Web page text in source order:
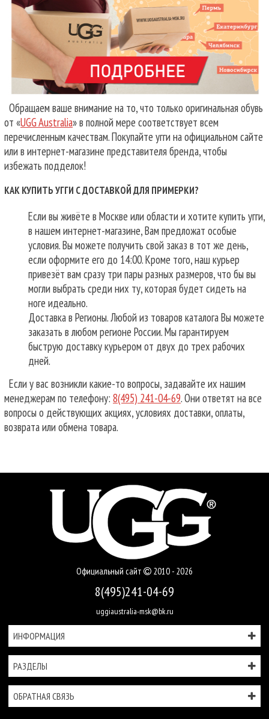
Обращаем ваше внимание на то, что только оригинальная обувь
от «UGG Australia» в полной мере соответствует всем
перечисленным качествам. Покупайте угги на официальном сайте
или в интернет-магазине представителя бренда, чтобы
избежать подделок!
КАК КУПИТЬ УГГИ С ДОСТАВКОЙ ДЛЯ ПРИМЕРКИ?
Если вы живёте в Москве или области и хотите купить угги,
в нашем интернет-магазине, Вам предложат особые
условия. Вы можете получить свой заказ в тот же день,
если оформите его до 14:00. Кроме того, наш курьер
привезёт вам сразу три пары разных размеров, что бы вы
могли выбрать среди них ту, которая будет сидеть на
ноге идеально.
Доставка в Регионы. Любой из товаров каталога Вы можете
заказать в любом регионе России. Мы гарантируем
быструю доставку курьером от двух до трех рабочих
дней.
Если у вас возникли какие-то вопросы, задавайте их нашим
менеджерам по телефону: 8(495) 241-04-69. Они ответят на все
вопросы о действующих акциях, условиях доставки, оплаты,
возврата или обмена товара.
Официальный сайт 2010 - 2026
8(495)241-04-69
uggiaustralia-msk@bk.ru
ИНФОРМАЦИЯ
РАЗДЕЛЫ
ОБРАТНАЯ СВЯЗЬ